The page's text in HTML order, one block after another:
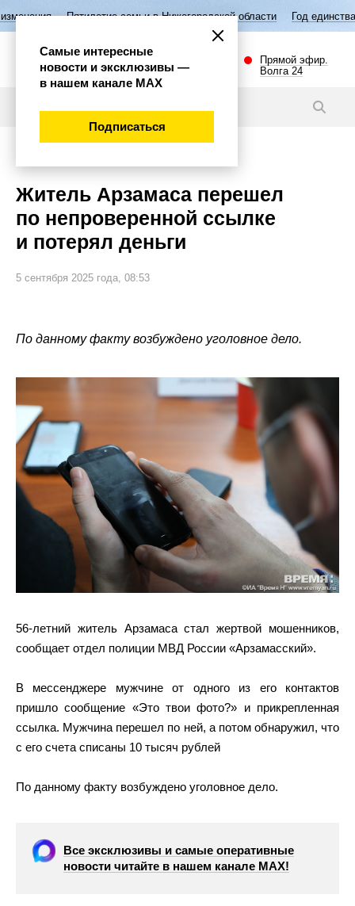
семьи в Нижегородской области Год единства народов
Прямой эфир.
Волга 24
Житель Арзамаса перешел
по непроверенной ссылке
и потерял деньги
5 сентября 2025 года, 08:53
По данному факту возбуждено уголовное дело.
56-летний житель Арзамаса стал жертвой мошенников,
сообщает отдел полиции МВД России «Арзамасский».
В мессенджере мужчине от одного из его контактов
пришло сообщение «Это твои фото?» и прикрепленная
ссылка. Мужчина перешел по ней, а потом обнаружил, что
с его счета списаны 10 тысяч рублей
По данному факту возбуждено уголовное дело.
Все эксклюзивы и самые оперативные
новости читайте в нашем канале МАХ!
Самые интересные
новости и эксклюзивы —
в нашем канале МАХ
Подписаться